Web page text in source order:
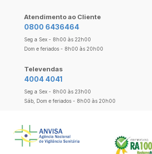
Atendimento ao Cliente
0800 6436464
Seg a Sex - 8h00 às 22h00
Dom e feriados - 8h00 às 20h00
Televendas
4004 4041
Seg a Sex - 8h00 às 23h00
Sáb, Dom e feriados - 8h00 às 20h00